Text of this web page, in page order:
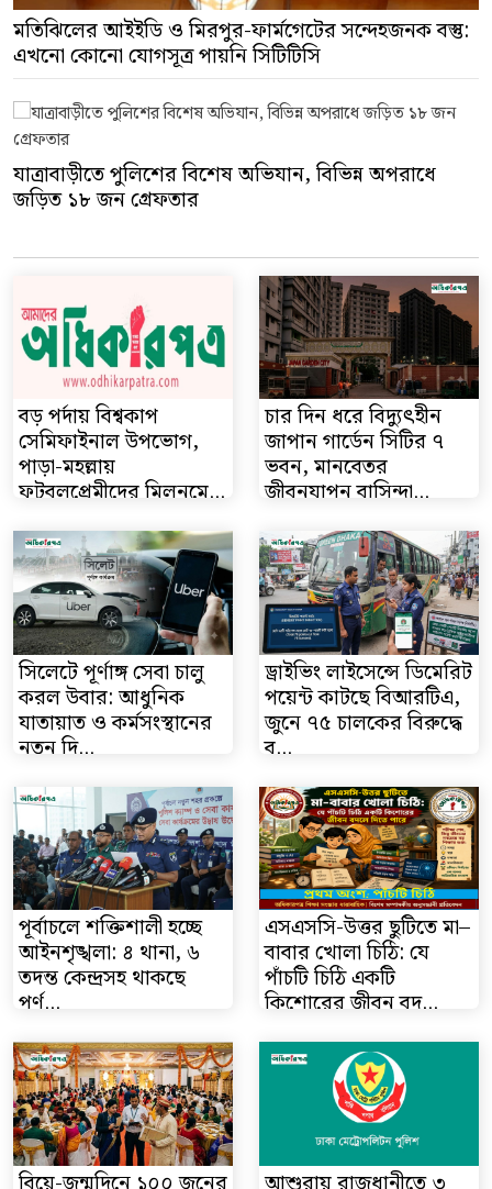
মতিঝিলের আইইডি ও মিরপুর-ফার্মগেটের সন্দেহজনক বস্তু:
এখনো কোনো যোগসূত্র পায়নি সিটিটিসি
যাত্রাবাড়ীতে পুলিশের বিশেষ অভিযান, বিভিন্ন অপরাধে
জড়িত ১৮ জন গ্রেফতার
সেমিফাইনাল উপভোগ,
পাড়া-মহল্লায়
ফুটবলপ্রেমীদের মিলনমে...
চার দিন ধরে বিদ্যুৎহীন
জাপান গার্ডেন সিটির ৭
ভবন, মানবেতর
জীবনযাপন বাসিন্দা...
করল উবার: আধুনিক
যাতায়াত ও কর্মসংস্থানের
নতুন দি...
পয়েন্ট কাটছে বিআরটিএ,
জুনে ৭৫ চালকের বিরুদ্ধে
ব্...
আইনশৃঙ্খলা: ৪ থানা, ৬
তদন্ত কেন্দ্রসহ থাকছে
পূর্ণ...
বাবার খোলা চিঠি: যে
পাঁচটি চিঠি একটি
কিশোরের জীবন বদ...